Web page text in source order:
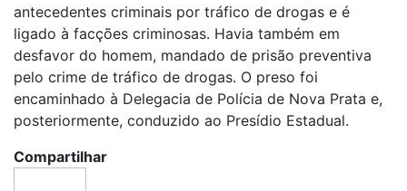
antecedentes criminais por tráfico de drogas e é
ligado à facções criminosas. Havia também em
desfavor do homem, mandado de prisão preventiva
pelo crime de tráfico de drogas. O preso foi
encaminhado à Delegacia de Polícia de Nova Prata e,
posteriormente, conduzido ao Presídio Estadual.
Compartilhar